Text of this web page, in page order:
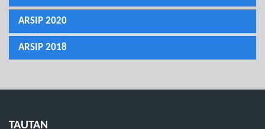
ARSIP 2020
ARSIP 2018
TAUTAN